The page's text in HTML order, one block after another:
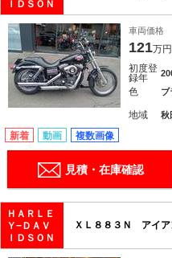
ＩＤＳＯＮ
車両価格
121万円
初度登
録年
色 ブ
地域 秋
新着 動画 複数画像
見積・在庫確認
ＨＡＲＬＥ
Ｙ−ＤＡＶ
ＩＤＳＯＮ
ＸＬ８８３Ｎ アイア